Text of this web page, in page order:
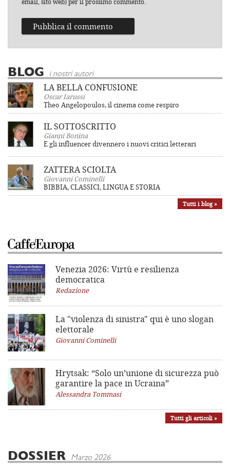
email, sito web) per il prossimo commento.
BLOG i nostri autori
LA BELLA CONFUSIONE
Oscar Iarussi
Theo Angelopoulos, il cinema come respiro
IL SOTTOSCRITTO
Gianni Bonina
E gli influencer divennero i nuovi critici letterari
ZATTERA SCIOLTA
Giovanni Cominelli
BIBBIA, CLASSICI, LINGUA E STORIA
Tutti i blog »
Venezia 2026: Virtù e resilienza
democratica
Redazione
La "violenza di sinistra" qui è uno slogan
elettorale
Giovanni Cominelli
Hrytsak: “Solo un’unione di sicurezza può
garantire la pace in Ucraina”
Alessandra Tommasi
Tutti gli articoli »
DOSSIER Marzo 2026